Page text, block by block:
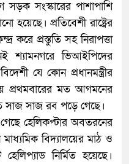
সংস্কারের পাশাপাশি
প্রতিবেশী রাষ্ট্রের
করে প্রস্তুতি সহ নিরাপত্তা
শ্যামনগরে ভিআইপিদের
যে কোন প্রধানমন্ত্রীর
প্রথমবারের মত আগমনের
সাজ রব পড়ে গেছে।
হেলিকপ্টার অবতরনের
বিদ্যালয়ের মাঠ ও
নির্মিত হয়েছে।